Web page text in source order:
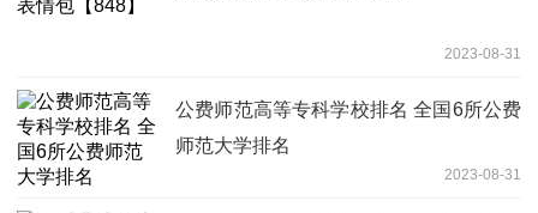
2023-08-31
公费师范高等专科学校排名 全国6所公费
师范大学排名
2023-08-31